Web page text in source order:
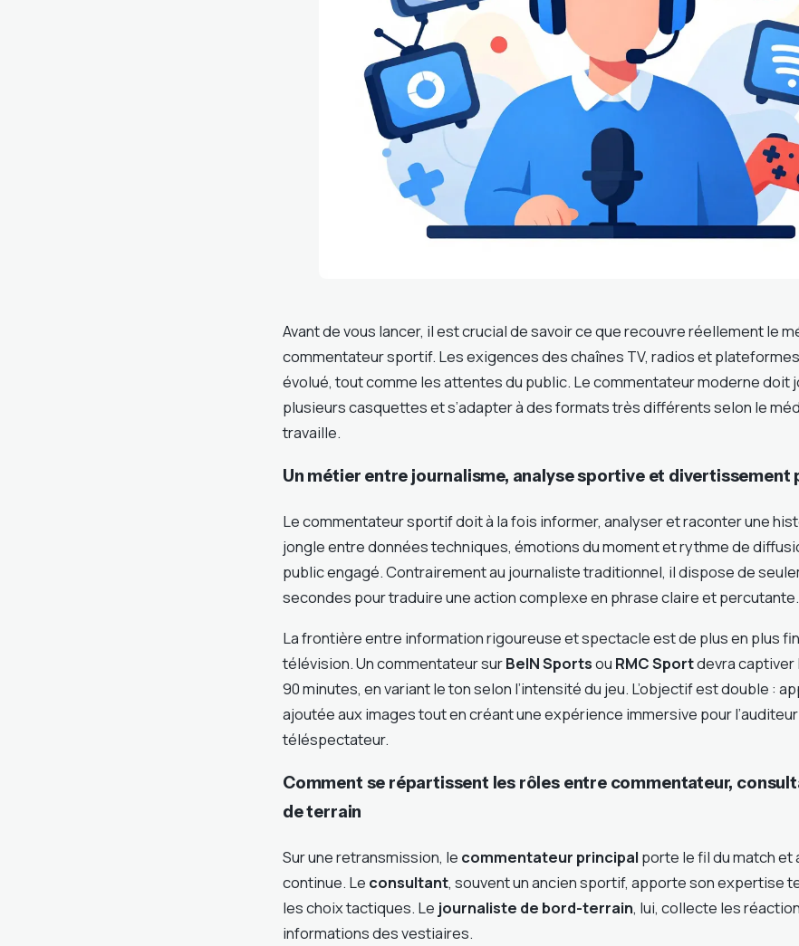
Avant de vous lancer, il est crucial de savoir ce que recouvre réellement le
commentateur sportif. Les exigences des chaînes TV, radios et
évolué, tout comme les attentes du public. Le commentateur moderne doit
plusieurs casquettes et s’adapter à des formats très différents selon le
travaille.
Un métier entre journalisme, analyse sportive et divertissement
Le commentateur sportif doit à la fois informer, analyser et raconter une
jongle entre données techniques, émotions du moment et rythme de
public engagé. Contrairement au journaliste traditionnel, il dispose de
secondes pour traduire une action complexe en phrase claire et percutante.
La frontière entre information rigoureuse et spectacle est de plus en plus
télévision. Un commentateur surBeIN Sportsou RMC Sportdevra captiver
90 minutes, en variant le ton selon l’intensité du jeu. L’objectif est double :
ajoutée aux images tout en créant une expérience immersive pour
téléspectateur.
Comment se répartissent les rôles entre commentateur,
de terrain
Sur une retransmission, le commentateur principal porte le fil du match et
continue. Le consultant, souvent un ancien sportif, apporte son expertise
les choix tactiques. Le journaliste de bord-terrain, lui, collecte les
informations des vestiaires.